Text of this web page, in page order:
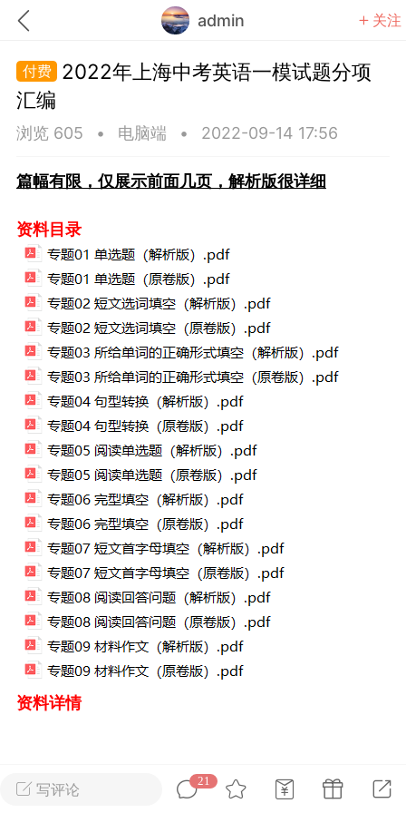
admin 关注
题库 赚题库券 充值
赚金币和题库券
加入上海学习交流群，资料免费领
语文新题型阅读
0
2026上海新高考试题分类
汇编英语（共351页）
admin
上海高考
写评论
21
2022年上海中考英语一模试题分项
汇编
浏览 605 • 电脑端 • 2022-09-14 17:56
篇幅有限，仅展示前面几页，解析版很详细
资料目录
资料详情